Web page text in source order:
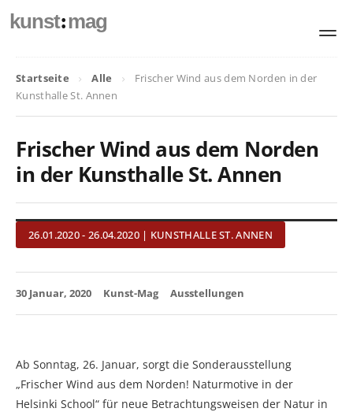
kunst:mag
Startseite Alle
Frischer Wind aus dem Norden in der
Kunsthalle St. Annen
Frischer Wind aus dem Norden
in der Kunsthalle St. Annen
26.01.2020 - 26.04.2020 | KUNSTHALLE ST. ANNEN
30 Januar, 2020 Kunst-Mag Ausstellungen
Ab Sonntag, 26. Januar, sorgt die Sonderausstellung
„Frischer Wind aus dem Norden! Naturmotive in der
Helsinki School“ für neue Betrachtungsweisen der Natur in